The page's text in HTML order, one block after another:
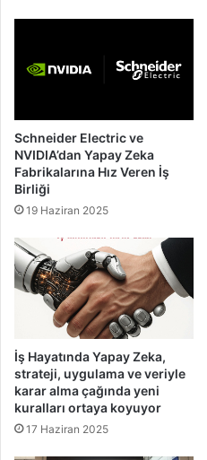
Schneider Electric ve
NVIDIA’dan Yapay Zeka
Fabrikalarına Hız Veren İş
Birliği
19 Haziran 2025
İş Hayatında Yapay Zeka,
strateji, uygulama ve veriyle
karar alma çağında yeni
kuralları ortaya koyuyor
17 Haziran 2025